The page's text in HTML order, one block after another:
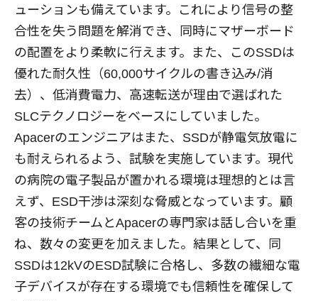
ューションも備えています。これにより信号の整
合性を失う問題を解消でき、同時にマザーボード
の配置をより柔軟に行えます。また、このSSDは
優れた耐久性（60,000サイクルの書き込み/消
去）、低消費電力、高速転送が理由で選ばれた
SLCテクノロジーをベースにしていました。
Apacerのエンジニアはまた、SSDが静電気放電に
も耐えられるよう、試験を実施しています。現代
の病院の電子製品が置かれる環境は理想的とは言
えず、ESD干渉は深刻な脅威となっています。顧
客の技術チームとApacerの専門家は話し合いを重
ね、数々の変更を加えました。結果として、同
SSDは12kVのESD試験に合格し、多数の繊細な電
子デバイスが存在する環境でも信頼性を確保して